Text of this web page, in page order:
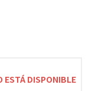
ESTÁ DISPONIBLE